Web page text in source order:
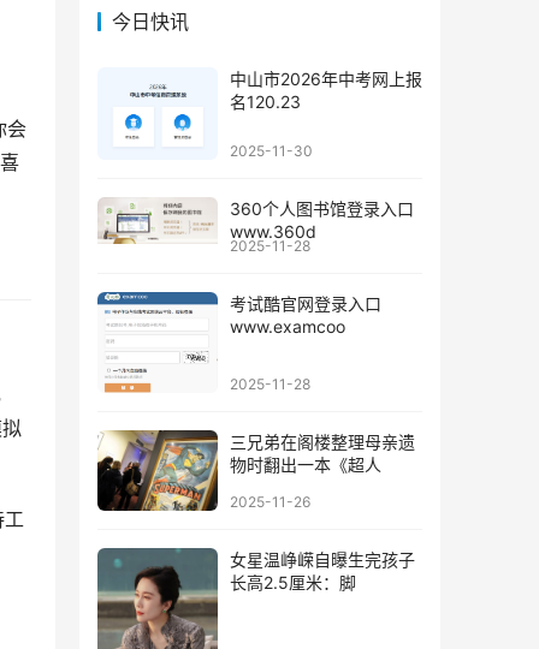
会
今日快讯
中山市2026年中考网上报
名120.23
2025-11-30
360个人图书馆登录入口
www.360d
2025-11-28
考试酷官网登录入口
www.examcoo
2025-11-28
三兄弟在阁楼整理母亲遗
物时翻出一本《超人
2025-11-26
女星温峥嵘自曝生完孩子
长高2.5厘米：脚